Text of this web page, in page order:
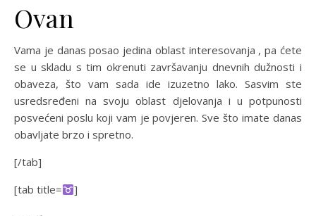
Ovan
Vama je danas posao jedina oblast interesovanja , pa ćete
se u skladu s tim okrenuti završavanju dnevnih dužnosti i
obaveza, što vam sada ide izuzetno lako. Sasvim ste
usredsređeni na svoju oblast djelovanja i u potpunosti
posvećeni poslu koji vam je povjeren. Sve što imate danas
obavljate brzo i spretno.
[/tab]
[tab title=
]